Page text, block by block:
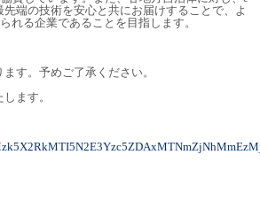
端の技術を安心と共にお届けすることで、よ
れる企業であることを目指します。
す。予めご了承ください。
ます。